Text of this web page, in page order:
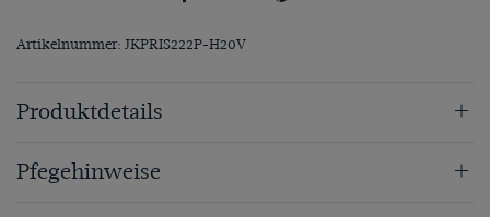
Artikelnummer: JKPRIS222P-H20V
Produktdetails
Pfegehinweise